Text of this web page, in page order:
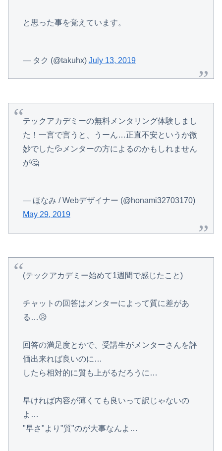
と思った事を覚えています。
— タク (@takuhx) July 13, 2019
テックアカデミーの無料メンタリング体験しまし
た！一言で言うと、うーん…正直不安というか微
妙でした💦メンターの方によるのかもしれません
が🤔
— ほなみ / Webデザイナー (@honami32703170)
May 29, 2019
(テックアカデミー始めて1週間で感じたこと)
チャットの回答はメンターによって質に差があ
る…😥
回答の満足度とかで、受講生がメンターさんを評
価出来れば良いのに…
したら相対的に質も上がるだろうに…
早ければ内容が薄くても良いって訳じゃないの
よ…
"早さ"より"質"のが大事なんよ…